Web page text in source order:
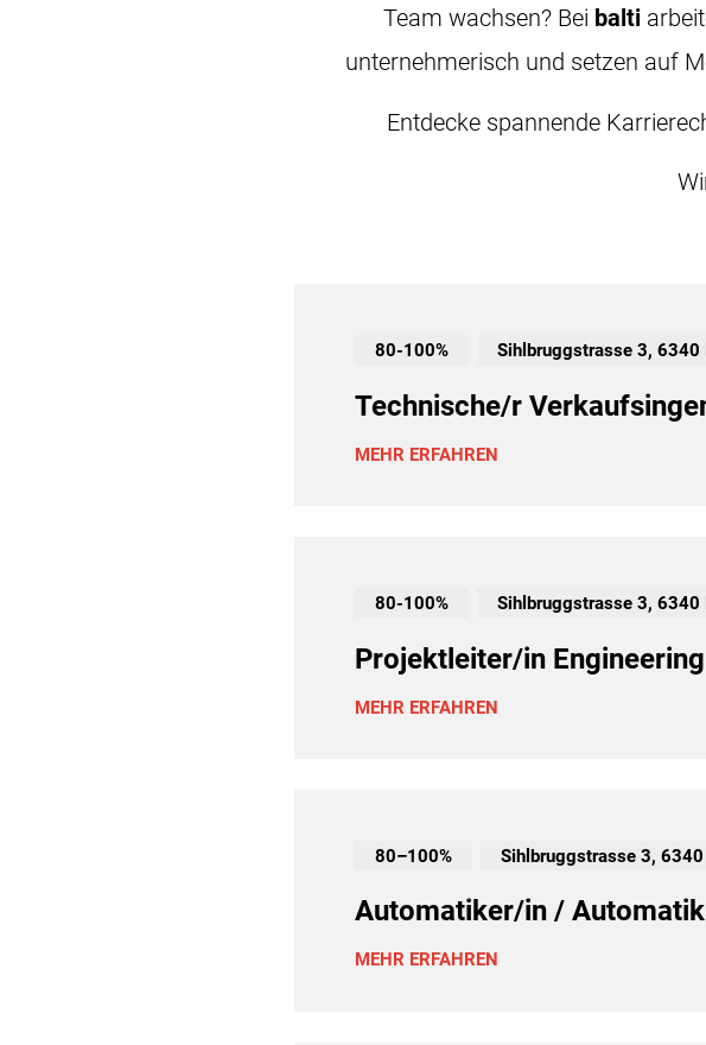
Team wachsen? Bei balti
unternehmerisch und setzen auf
Entdecke spannende
80-100% Sihlbruggstrasse 3, 6340
Technische/r
MEHR ERFAHREN
80-100% Sihlbruggstrasse 3, 6340
Projektleiter/in
MEHR ERFAHREN
80–100% Sihlbruggstrasse 3,
Automatiker/in /
MEHR ERFAHREN